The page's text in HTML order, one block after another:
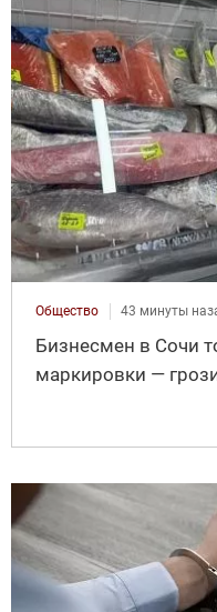
Общество 43 минуты
Бизнесмен в Сочи
маркировки —